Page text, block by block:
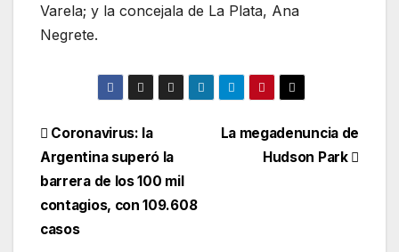
Varela; y la concejala de La Plata, Ana
Negrete.
La megadenuncia de
Hudson Park
Coronavirus: la
Argentina superó la
barrera de los 100 mil
contagios, con 109.608
casos